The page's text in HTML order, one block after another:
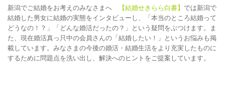
新潟でご結婚をお考えのみなさまへ 【結婚せきらら白書】 では新潟で
結婚した男女に結婚の実態をインタビューし、「本当のところ結婚って
どうなの！？」「どんな婚活だったの？」という疑問をぶつけます。ま
た、現在婚活真っ只中の会員さんの「結婚したい！」というお悩みも掲
載しています。みなさまの今後の婚活・結婚生活をより充実したものに
するために問題点を洗い出し、解決へのヒントをご提案しています。